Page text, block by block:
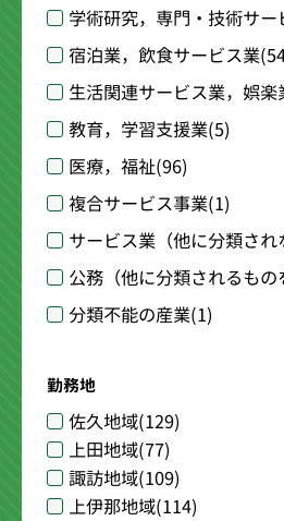
学術研究，専門・技術サー
宿泊業，飲食サービス業
生活関連サービス業，娯楽
教育，学習支援業(5)
医療，福祉(96)
複合サービス事業(1)
サービス業（他に分類され
公務（他に分類されるもの
分類不能の産業(1)
勤務地
佐久地域(129)
上田地域(77)
諏訪地域(109)
上伊那地域(114)